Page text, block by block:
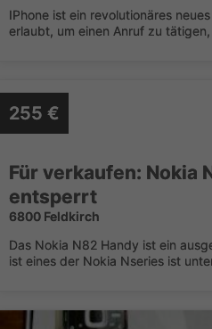
IPhone ist ein revolutionäres
erlaubt, um einen Anruf zu
255 €
Für verkaufen: Nokia
entsperrt
6800 Feldkirch
Das Nokia N82 Handy ist ein
ist eines der Nokia Nseries ist